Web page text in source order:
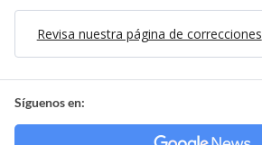
Revisa nuestra página de correcciones
Síguenos en: